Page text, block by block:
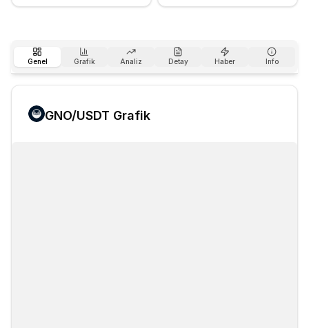
Genel Grafik Analiz Detay Haber Info
GNO/USDT Grafik